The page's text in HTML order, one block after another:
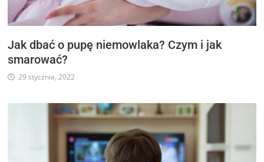
Jak dbać o pupę niemowlaka? Czym i jak
smarować?
29 stycznia, 2022